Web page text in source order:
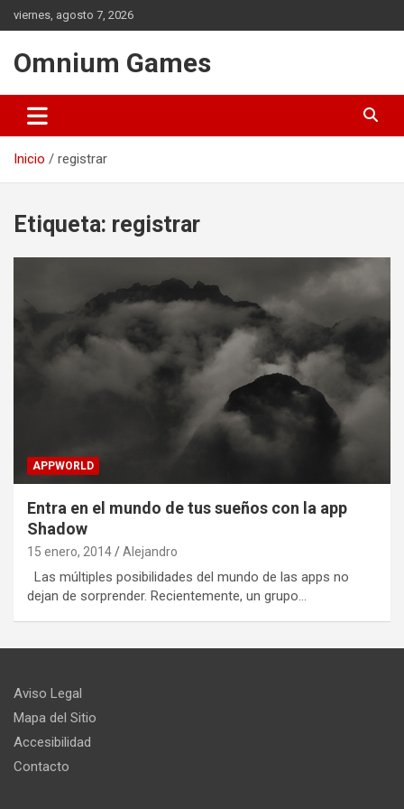
Saltar
al
viernes, agosto 7, 2026
Omnium Games
Inicio registrar
Etiqueta: registrar
APPWORLD
Entra en el mundo de tus sueños con la app
Shadow
15 enero, 2014 Alejandro
Las múltiples posibilidades del mundo de las apps no
dejan de sorprender. Recientemente, un grupo…
Aviso Legal
Mapa del Sitio
Accesibilidad
Contacto